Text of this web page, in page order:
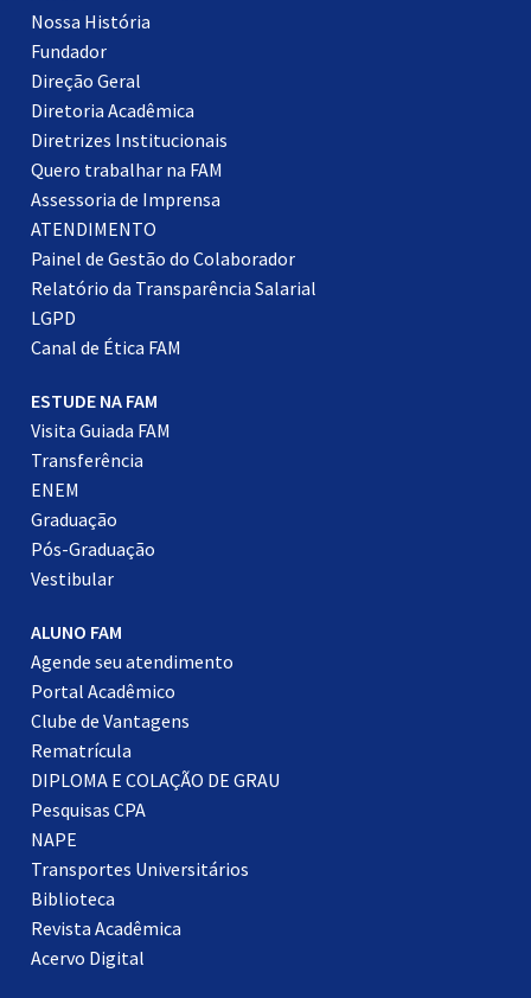
Nossa História
Fundador
Direção Geral
Diretoria Acadêmica
Diretrizes Institucionais
Quero trabalhar na FAM
Assessoria de Imprensa
ATENDIMENTO
Painel de Gestão do Colaborador
Relatório da Transparência Salarial
LGPD
Canal de Ética FAM
ESTUDE NA FAM
Visita Guiada FAM
Transferência
ENEM
Graduação
Pós-Graduação
Vestibular
ALUNO FAM
Agende seu atendimento
Portal Acadêmico
Clube de Vantagens
Rematrícula
DIPLOMA E COLAÇÃO DE GRAU
Pesquisas CPA
NAPE
Transportes Universitários
Biblioteca
Revista Acadêmica
Acervo Digital